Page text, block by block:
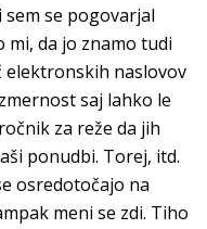
se pogovarjal
mi, da jo znamo tudi
naslovov
saj lahko le
za reže da jih
ponudbi. Torej, itd.
osredotočajo na
meni se zdi. Tiho